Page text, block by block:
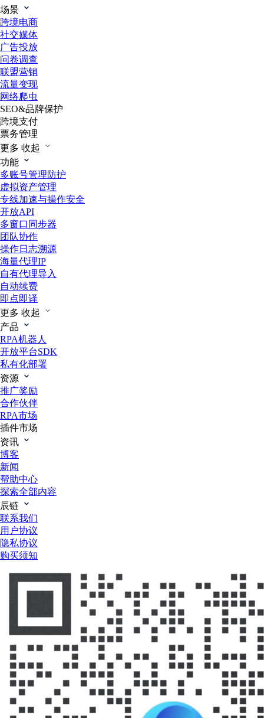
场景
跨境电商
社交媒体
广告投放
问卷调查
联盟营销
流量变现
网络爬虫
SEO&品牌保护
跨境支付
票务管理
更多 收起
功能
多账号管理防护
虚拟资产管理
专线加速与操作安全
开放API
多窗口同步器
团队协作
操作日志溯源
海量代理IP
自有代理导入
自动续费
即点即译
更多 收起
产品
RPA机器人
开放平台SDK
私有化部署
资源
推广奖励
合作伙伴
RPA市场
插件市场
资讯
博客
新闻
帮助中心
探索全部内容
辰链
联系我们
用户协议
隐私协议
购买须知